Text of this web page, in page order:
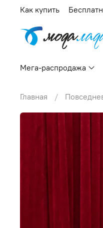
Как купить
Мега-распродажа
Главная